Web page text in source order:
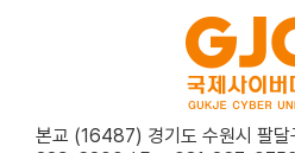
본교 (16487) 경기도 수원시 팔